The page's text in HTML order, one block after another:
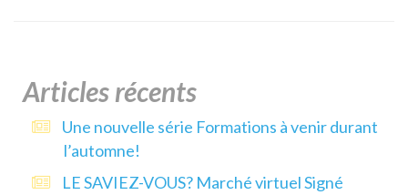
Articles récents
Une nouvelle série Formations à venir durant
l’automne!
LE SAVIEZ-VOUS? Marché virtuel Signé